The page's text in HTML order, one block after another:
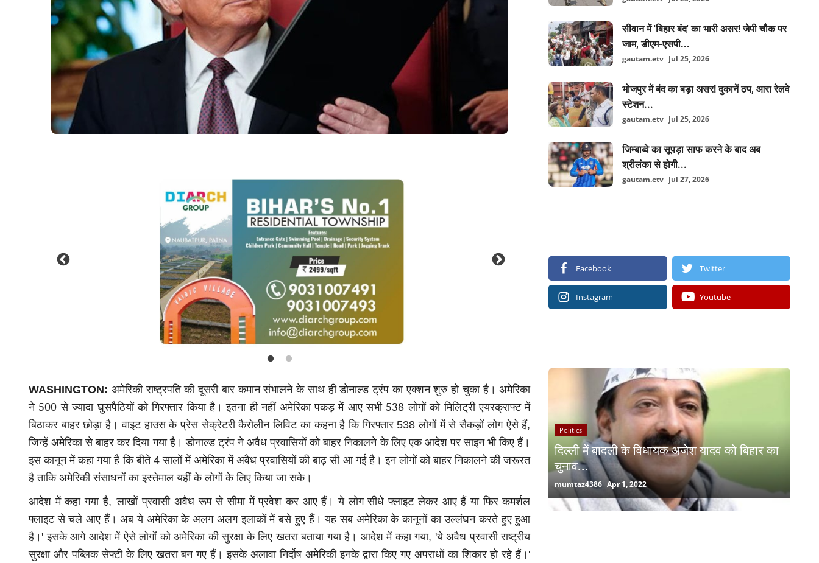
WASHINGTON: अमेरिकी राष्ट्रपति की दूसरी बार कमान संभालने के साथ ही डोनाल्ड ट्रंप का एक्शन शुरु हो चुका है। अमेरिका
ने 500 से ज्यादा घुसपैठियों को गिरफ्तार किया है। इतना ही नहीं अमेरिका पकड़ में आए सभी 538 लोगों को मिलिट्री एयरक्राफ्ट में
बिठाकर बाहर छोड़ा है। वाइट हाउस के प्रेस सेक्रेटरी कैरोलीन लिविट का कहना है कि गिरफ्तार538लोगों में से सैकड़ों लोग ऐसे हैं,
जिन्हें अमेरिका से बाहर कर दिया गया है। डोनाल्ड ट्रंप ने अवैध प्रवासियों को बाहर निकालने के लिए एक आदेश पर साइन भी किए हैं।
इस कानून में कहा गया है कि बीते 4सालों में अमेरिका में अवैध प्रवासियों की बाढ़ सी आ गई है। इन लोगों को बाहर निकालने की जरूरत
है ताकि अमेरिकी संसाधनों का इस्तेमाल यहीं के लोगों के लिए किया जा सके।
आदेश में कहा गया है, 'लाखों प्रवासी अवैध रूप से सीमा में प्रवेश कर आए हैं। ये लोग सीधे फ्लाइट लेकर आए हैं या फिर कमर्शल
फ्लाइट से चले आए हैं। अब ये अमेरिका के अलग-अलग इलाकों में बसे हुए हैं। यह सब अमेरिका के कानूनों का उल्लंघन करते हुए हुआ
है। 'इसके आगे आदेश में ऐसे लोगों को अमेरिका की सुरक्षा के लिए खतरा बताया गया है। आदेश में कहा गया, 'ये अवैध प्रवासी राष्ट्रीय
सुरक्षा और पब्लिक सेफ्टी के लिए खतरा बन गए हैं। इसके अलावा निर्दोष अमेरिकी इनके द्वारा किए गए अपराधों का शिकार हो रहे हैं। '
सीवान में 'बिहार बंद' का भारी असर! जेपी चौक पर
जाम, डीएम-एसपी...
gautam.etv Jul 25, 2026
भोजपुर में बंद का बड़ा असर! दुकानें ठप, आरा रेलवे
स्टेशन...
gautam.etv Jul 25, 2026
जिम्बाब्वे का सूपड़ा साफ करने के बाद अब
श्रीलंका से होगी...
gautam.etv Jul 27, 2026
Facebook Twitter
Instagram Youtube
Politics
दिल्ली में बादली के विधायक अजेश यादव को बिहार का
चुनाव...
mumtaz4386 Apr 1, 2022